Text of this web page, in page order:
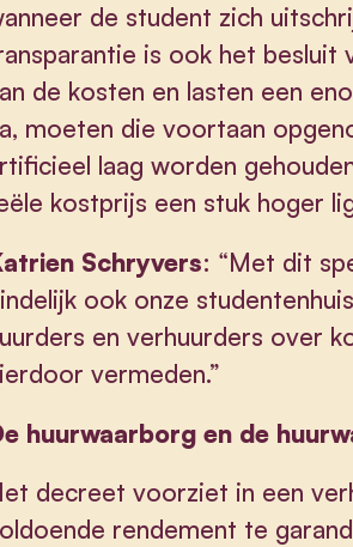
de student zich
is ook het besluit
de kosten en lasten een
moeten die voortaan
laag worden
kostprijs een stuk hoger
Schryvers: “Met dit
ook onze
en verhuurders over
vermeden.”
huurwaarborg en de
decreet voorziet in een
rendement te